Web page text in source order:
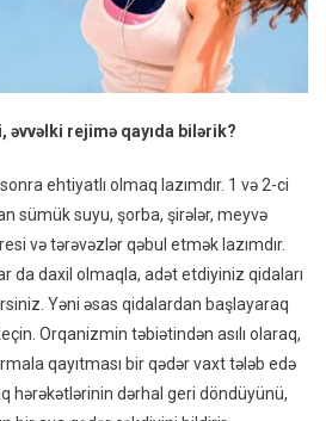
əvvəlki rejimə qayıda bilərik?
ehtiyatlı olmaq lazımdır. 1 və 2-ci
sümük suyu, şorba, şirələr, meyvə
və tərəvəzlər qəbul etmək lazımdır.
da daxil olmaqla, adət etdiyiniz qidaları
Yəni əsas qidalardan başlayaraq
Orqanizmin təbiətindən asılı olaraq,
qayıtması bir qədər vaxt tələb edə
hərəkətlərinin dərhal geri döndüyünü,